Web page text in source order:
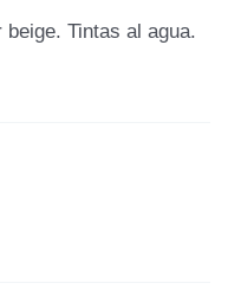
Tintas al agua.